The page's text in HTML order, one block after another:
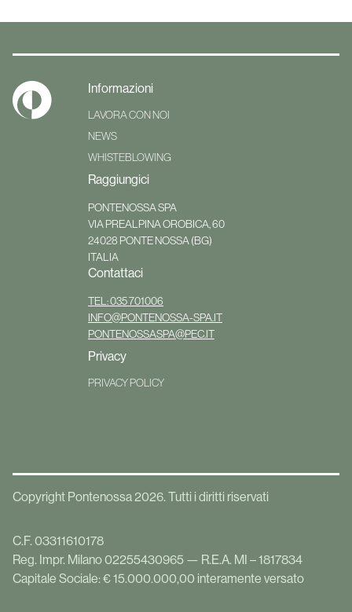
Informazioni
LAVORA CON NOI
NEWS
WHISTEBLOWING
Raggiungici
PONTENOSSA SPA
VIA PREALPINA OROBICA, 60
24028 PONTE NOSSA (BG)
ITALIA
Contattaci
TEL: 035 701006
INFO@PONTENOSSA-SPA.IT
PONTENOSSASPA@PEC.IT
Privacy
PRIVACY POLICY
Copyright Pontenossa2026.Tutti i diritti riservati
C.F.03311610178
Reg. Impr. Milano 02255430965 — R.E.A. MI – 1817834
Capitale Sociale: € 15.000.000,00 interamente versato